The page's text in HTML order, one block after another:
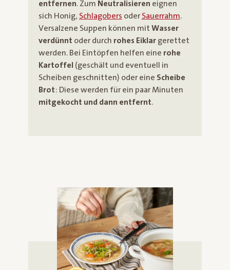
entfernen. Zum Neutralisieren eignen
sich Honig, Schlagobers oder Sauerrahm.
Versalzene Suppen können mit Wasser
verdünnt oder durch rohes Eiklargerettet
werden. Bei Eintöpfen helfen eine rohe
Kartoffel (geschält und eventuell in
Scheiben geschnitten) oder eine Scheibe
Brot: Diese werden für ein paar Minuten
mitgekocht und dann entfernt.